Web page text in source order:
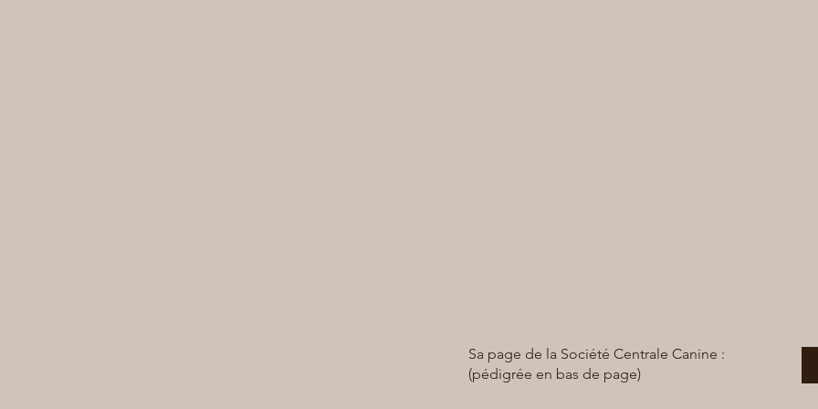
Sa page de la Société Centrale Canine :
(pédigrée en bas de page)